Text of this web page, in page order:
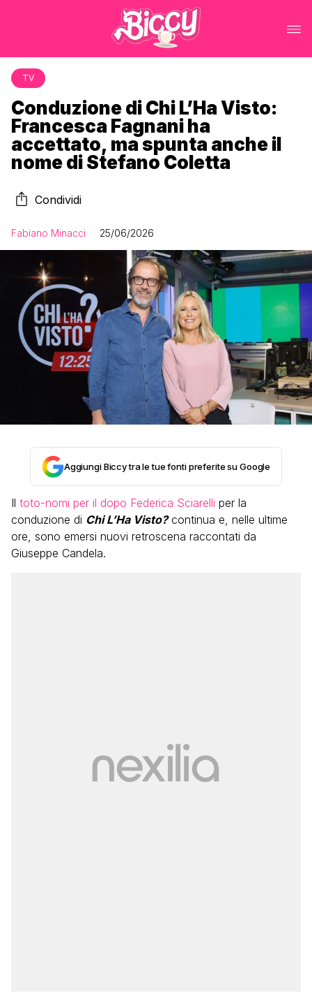
TV
Conduzione di Chi L’Ha Visto:
Francesca Fagnani ha
accettato, ma spunta anche il
nome di Stefano Coletta
Condividi
Fabiano Minacci 25/06/2026
Aggiungi Biccy tra le tue fonti preferite su Google
Il toto-nomi per il dopo Federica Sciarelli per la
conduzione di Chi L’Ha Visto?continua e, nelle ultime
ore, sono emersi nuovi retroscena raccontati da
Giuseppe Candela.